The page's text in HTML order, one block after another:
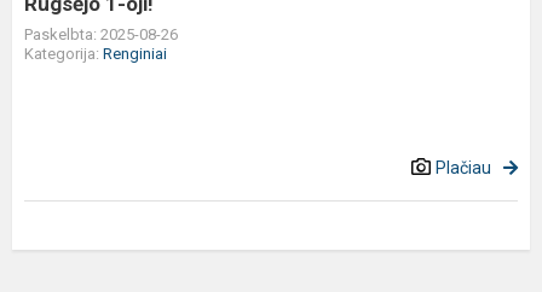
Paskelbta: 2025-08-26
Kategorija: Renginiai
Plačiau